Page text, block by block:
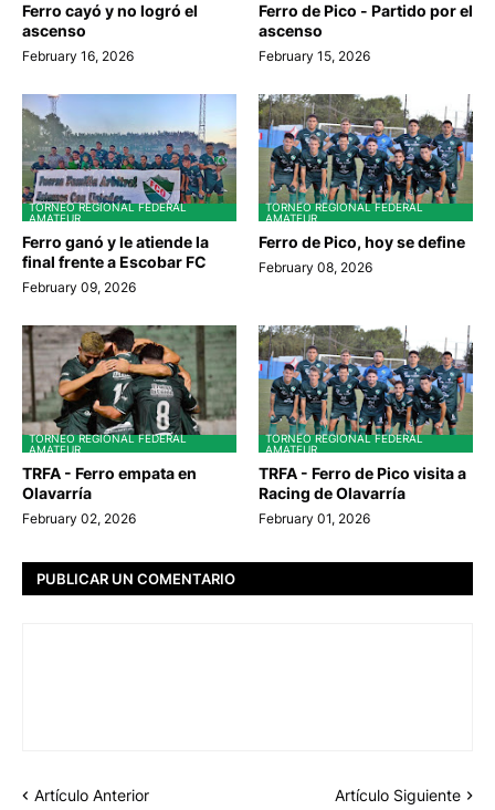
Ferro cayó y no logró el
ascenso
February 16, 2026
Ferro de Pico - Partido por el
ascenso
February 15, 2026
TORNEO REGIONAL FEDERAL
AMATEUR
Ferro ganó y le atiende la
final frente a Escobar FC
February 09, 2026
TORNEO REGIONAL FEDERAL
AMATEUR
Ferro de Pico, hoy se define
February 08, 2026
TORNEO REGIONAL FEDERAL
AMATEUR
TRFA - Ferro empata en
Olavarría
February 02, 2026
TORNEO REGIONAL FEDERAL
AMATEUR
TRFA - Ferro de Pico visita a
Racing de Olavarría
February 01, 2026
PUBLICAR UN COMENTARIO
Artículo Anterior Artículo Siguiente